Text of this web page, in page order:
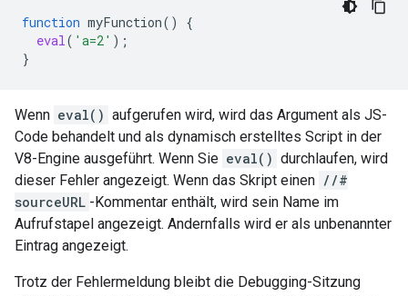
function myFunction()
{
eval( 'a=2' );
}
Wenn eval() aufgerufen wird, wird das Argument als JS-
Code behandelt und als dynamisch erstelltes Script in der
V8-Engine ausgeführt. Wenn Sie eval() durchlaufen, wird
dieser Fehler angezeigt. Wenn das Skript einen //#
sourceURL -Kommentar enthält, wird sein Name im
Aufrufstapel angezeigt. Andernfalls wird er als unbenannter
Eintrag angezeigt.
Trotz der Fehlermeldung bleibt die Debugging-Sitzung